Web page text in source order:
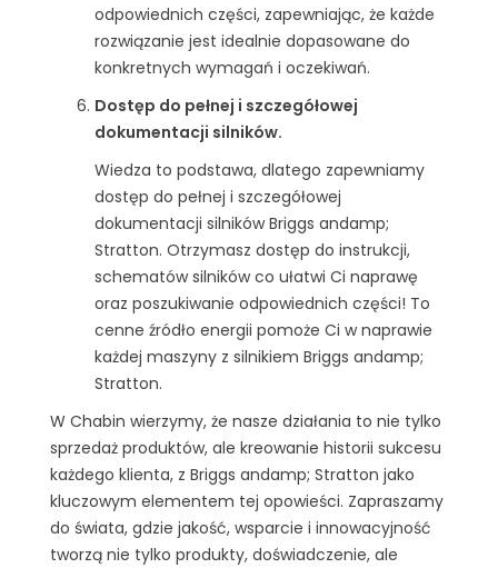
odpowiednich części, zapewniając, że każde
rozwiązanie jest idealnie dopasowane do
konkretnych wymagań i oczekiwań.
Dostęp do pełnej i szczegółowej
dokumentacji silników.
Wiedza to podstawa, dlatego zapewniamy
dostęp do pełnej i szczegółowej
dokumentacji silników Briggs andamp;
Stratton. Otrzymasz dostęp do instrukcji,
schematów silników co ułatwi Ci naprawę
oraz poszukiwanie odpowiednich części! To
cenne źródło energii pomoże Ci w naprawie
każdej maszyny z silnikiem Briggs andamp;
Stratton.
W Chabin wierzymy, że nasze działania to nie tylko
sprzedaż produktów, ale kreowanie historii sukcesu
każdego klienta, z Briggs andamp; Stratton jako
kluczowym elementem tej opowieści. Zapraszamy
do świata, gdzie jakość, wsparcie i innowacyjność
tworzą nie tylko produkty, doświadczenie, ale